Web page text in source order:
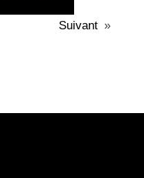
Suivant »